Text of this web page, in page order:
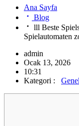
Ana Sayfa
Blog
lll Beste
Spielautomaten
admin
Ocak 13, 2026
10:31
Kategori :
Genel